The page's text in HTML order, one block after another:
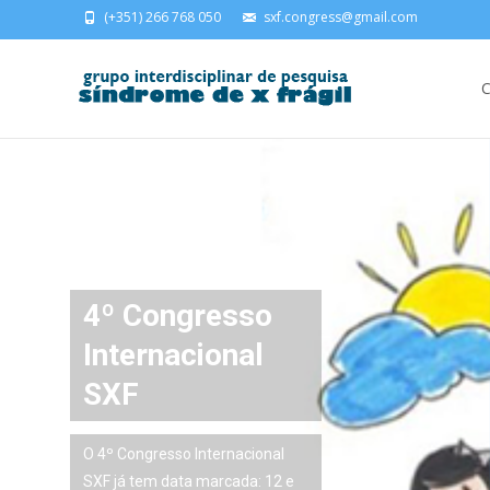
(+351) 266 768 050 sxf.congress@gmail.com
4º Congresso
Internacional
SXF
O 4º Congresso Internacional
SXF já tem data marcada: 12 e